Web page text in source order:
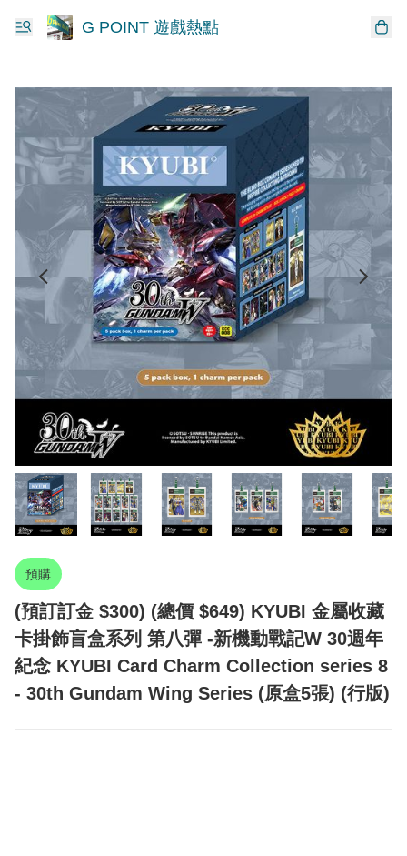
G POINT 遊戲熱點
預購
(預訂訂金 $300) (總價 $649) KYUBI 金屬收藏
卡掛飾盲盒系列 第八彈 -新機動戰記W 30週年
紀念 KYUBI Card Charm Collection series 8
- 30th Gundam Wing Series (原盒5張) (行版)